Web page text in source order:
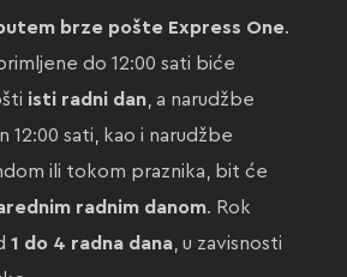
brze pošte Express One.
do 12:00 sati biće
isti radni dan, a narudžbe
12:00 sati, kao i narudžbe
ili tokom praznika, bit će
radnim danom. Rok
1 do 4 radna dana, u zavisnosti